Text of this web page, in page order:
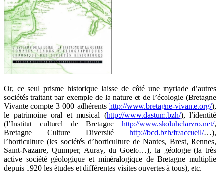
Or, ce seul prisme historique laisse de côté une myriade d’autres
sociétés traitant par exemple de la nature et de l’écologie (Bretagne
Vivante compte 3 000 adhérents http://www.bretagne-vivante.org/),
le patrimoine oral et musical (http://www.dastum.bzh/), l’identité
(l’Institut culturel de Bretagne http://www.skoluhelarvro.net/,
Bretagne Culture Diversité http://bcd.bzh/fr/accueil/…),
l’horticulture (les sociétés d’horticulture de Nantes, Brest, Rennes,
Saint-Nazaire, Quimper, Auray, du Goëlo…), la géologie (la très
active société géologique et minéralogique de Bretagne multiplie
depuis 1920 les études et différentes visites ouvertes à tous), etc.